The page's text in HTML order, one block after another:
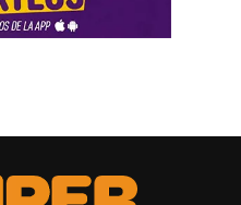
mi mujer y a mis hijas, y
corpus preventivo».
a los compañeros de La
contra 170